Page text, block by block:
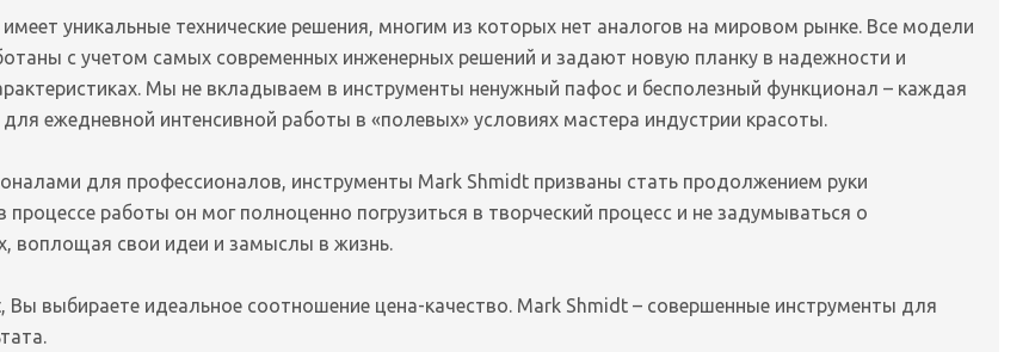
уникальные технические решения, многим из которых нет аналогов на мировом рынке. Все модели
с учетом самых современных инженерных решений и задают новую планку в надежности и
Мы не вкладываем в инструменты ненужный пафос и бесполезный функционал – каждая
ежедневной интенсивной работы в «полевых» условиях мастера индустрии красоты.
для профессионалов, инструменты Mark Shmidt призваны стать продолжением руки
процессе работы он мог полноценно погрузиться в творческий процесс и не задумываться о
воплощая свои идеи и замыслы в жизнь.
Вы выбираете идеальное соотношение цена-качество. Mark Shmidt – совершенные инструменты для